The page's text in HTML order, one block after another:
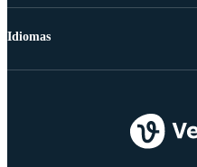
Idiomas